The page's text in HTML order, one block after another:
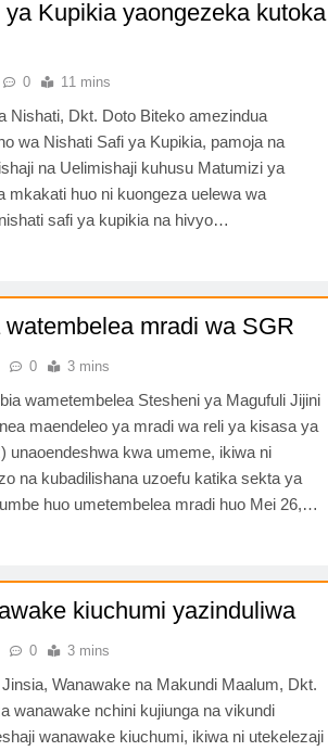
Kupikia yaongezeka kutoka
0 11 mins
Nishati, Dkt. Doto Biteko amezindua
wa Nishati Safi ya Kupikia, pamoja na
na Uelimishaji kuhusu Matumizi ya
mkakati huo ni kuongeza uelewa wa
safi ya kupikia na hivyo…
mradi wa SGR
0 3 mins
wametembelea Stesheni ya Magufuli Jijini
maendeleo ya mradi wa reli ya kisasa ya
unaoendeshwa kwa umeme, ikiwa ni
na kubadilishana uzoefu katika sekta ya
huo umetembelea mradi huo Mei 26,…
kiuchumi yazinduliwa
0 3 mins
Wanawake na Makundi Maalum, Dkt.
wanawake nchini kujiunga na vikundi
wanawake kiuchumi, ikiwa ni utekelezaji